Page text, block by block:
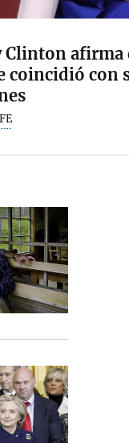
afirma
coincidió con